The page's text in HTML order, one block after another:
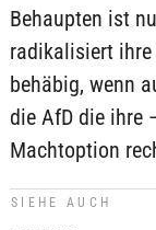
Behaupten ist
radikalisiert ihre
behäbig, wenn
die AfD die ihre
Machtoption
SIEHE AUCH